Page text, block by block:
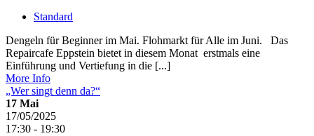
Standard
Dengeln für Beginner im Mai. Flohmarkt für Alle im Juni. Das
Repaircafe Eppstein bietet in diesem Monat erstmals eine
Einführung und Vertiefung in die [...]
More Info
„Wer singt denn da?“
17 Mai
17/05/2025
17:30 - 19:30